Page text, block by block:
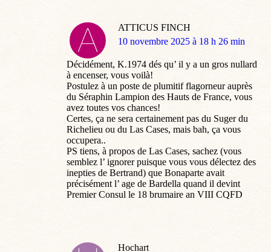
ATTICUS FINCH
dit
10 novembre 2025 à 18 h 26 min
Décidément, K.1974 dés qu’ il y a un gros nullard
à encenser, vous voilà!
Postulez à un poste de plumitif flagorneur auprès
du Séraphin Lampion des Hauts de France, vous
avez toutes vos chances!
Certes, ça ne sera certainement pas du Suger du
Richelieu ou du Las Cases, mais bah, ça vous
occupera..
PS tiens, à propos de Las Cases, sachez (vous
semblez l’ ignorer puisque vous vous délectez des
inepties de Bertrand) que Bonaparte avait
précisément l’ age de Bardella quand il devint
Premier Consul le 18 brumaire an VIII CQFD
Hochart